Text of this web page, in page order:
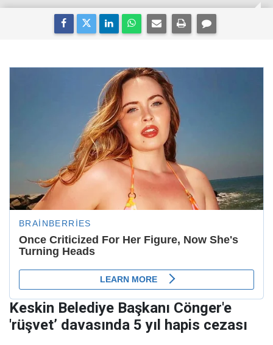
Keskin Belediye Başkanı Cönger'e
'rüşvet’ davasında 5 yıl hapis cezası